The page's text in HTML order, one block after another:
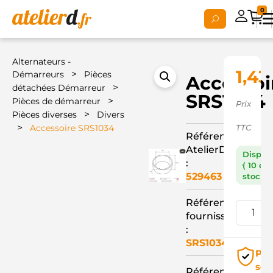
0
Alternateurs -
Démarreurs
>
Pièces
détachées Démarreur
>
Pièces de démarreur >
Pièces diverses > Divers
> Accessoire SRS1034
SRS1034
Référence
AtelierD
:
529463
Référence
fournisseur
:
SRS1034
1,43
Prix
TTC
( 10 en
stock )